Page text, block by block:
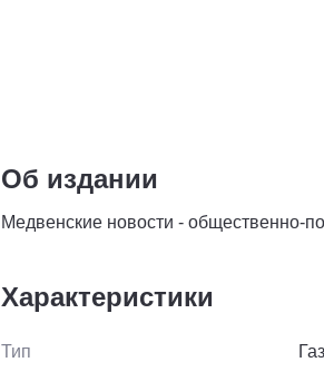
Об издании
Медвенские новости - общественно-
Характеристики
Тип